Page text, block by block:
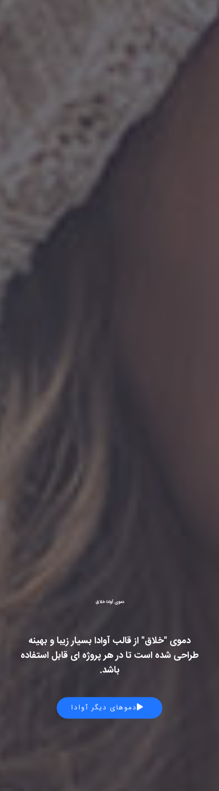
دموی آوادا خلاق
دموی "خلاق" از قالب آوادا بسیار زیبا و بهینه
طراحی شده است تا در هر پروژه ای قابل استفاده
باشد.
دموهای دیگر آوادا